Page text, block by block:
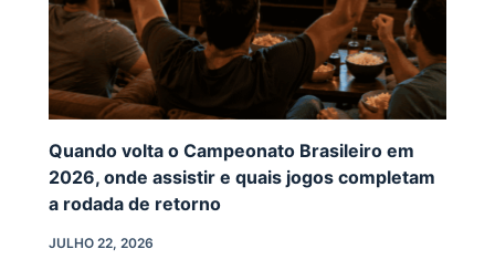
Quando volta o Campeonato Brasileiro em
2026, onde assistir e quais jogos completam
a rodada de retorno
JULHO 22, 2026